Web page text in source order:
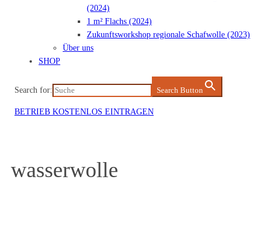
(2024)
1 m² Flachs (2024)
Zukunftsworkshop regionale Schafwolle (2023)
Über uns
SHOP
Search for: Search Button
BETRIEB KOSTENLOS EINTRAGEN
wasserwolle